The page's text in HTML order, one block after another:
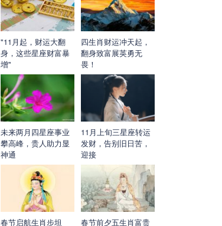
"11月起，财运大翻
身，这些星座财富暴
增"
四生肖财运冲天起，
翻身致富展英勇无
畏！
未来两月四星座事业
攀高峰，贵人助力显
神通
11月上旬三星座转运
发财，告别旧日苦，
迎接
春节启航生肖步坦
春节前夕五生肖富贵